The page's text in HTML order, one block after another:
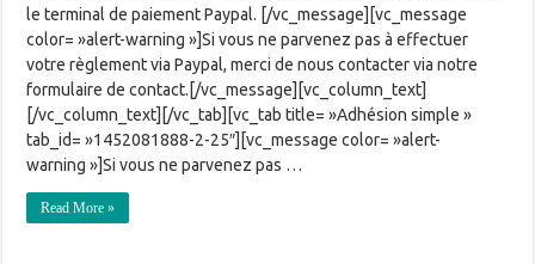
le terminal de paiement Paypal. [/vc_message][vc_message
color= »alert-warning »]Si vous ne parvenez pas à effectuer
votre règlement via Paypal, merci de nous contacter via notre
formulaire de contact.[/vc_message][vc_column_text]
[/vc_column_text][/vc_tab][vc_tab title= »Adhésion simple »
tab_id= »1452081888-2-25″][vc_message color= »alert-
warning »]Si vous ne parvenez pas …
Read More »